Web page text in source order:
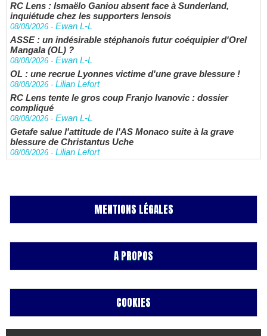
RC Lens : Ismaëlo Ganiou absent face à Sunderland,
inquiétude chez les supporters lensois
08/08/2026 - Ewan L-L
ASSE : un indésirable stéphanois futur coéquipier d'Orel
Mangala (OL) ?
08/08/2026 - Ewan L-L
OL : une recrue Lyonnes victime d'une grave blessure !
08/08/2026 - Lilian Lefort
RC Lens tente le gros coup Franjo Ivanovic : dossier
compliqué
08/08/2026 - Ewan L-L
Getafe salue l'attitude de l'AS Monaco suite à la grave
blessure de Christantus Uche
08/08/2026 - Lilian Lefort
MENTIONS LÉGALES
A PROPOS
COOKIES